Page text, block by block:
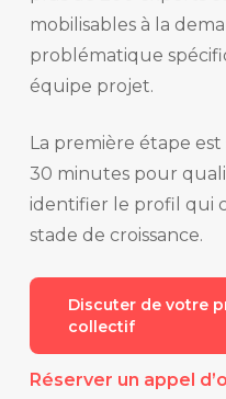
mobilisables à la
problématique
équipe projet.
La première étape
30 minutes pour
identifier le profil qui
stade de croissance.
Discuter de votre
collectif
Réserver un appel